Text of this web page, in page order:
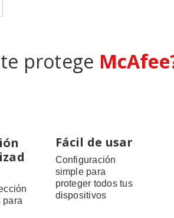
protege
para
Fácil de usar
Configuración
simple para
proteger todos tus
dispositivos